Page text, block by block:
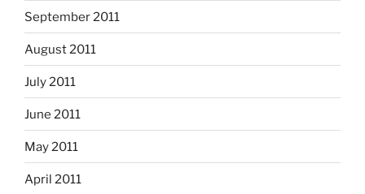
September 2011
August 2011
July 2011
June 2011
May 2011
April 2011